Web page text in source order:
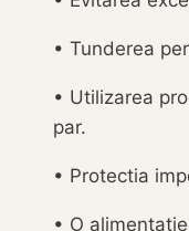
• Tunderea
• Utilizarea
par.
• Protectia
• O